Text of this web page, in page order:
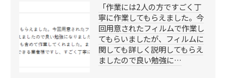
「作業には2人の方ですごく丁
寧に作業してもらえました。今
回用意されたフィルムで作業し
てもらいましたが、フィルムに
関しても詳しく説明してもらえ
ましたので良い勉強に…